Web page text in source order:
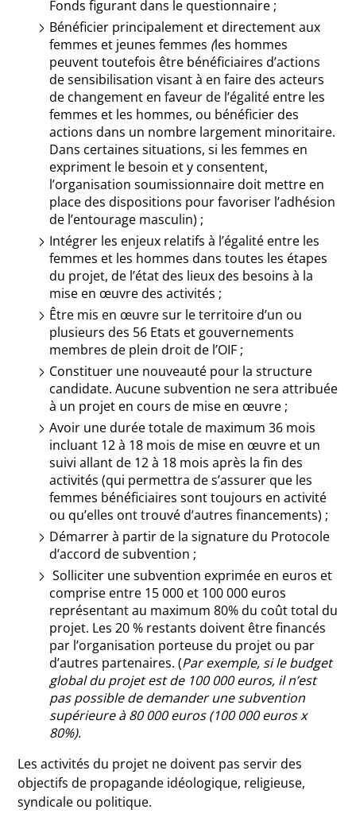
Fonds figurant dans le questionnaire ;
Bénéficier principalement et directement aux
femmes et jeunes femmes (les hommes
peuvent toutefois être bénéficiaires d’actions
de sensibilisation visant à en faire des acteurs
de changement en faveur de l’égalité entre les
femmes et les hommes, ou bénéficier des
actions dans un nombre largement minoritaire.
Dans certaines situations, si les femmes en
expriment le besoin et y consentent,
l’organisation soumissionnaire doit mettre en
place des dispositions pour favoriser l’adhésion
de l’entourage masculin) ;
Intégrer les enjeux relatifs à l’égalité entre les
femmes et les hommes dans toutes les étapes
du projet, de l’état des lieux des besoins à la
mise en œuvre des activités ;
Être mis en œuvre sur le territoire d’un ou
plusieurs des 56 Etats et gouvernements
membres de plein droit de l’OIF ;
Constituer une nouveauté pour la structure
candidate. Aucune subvention ne sera attribuée
à un projet en cours de mise en œuvre ;
Avoir une durée totale de maximum 36 mois
incluant 12 à 18 mois de mise en œuvre et un
suivi allant de 12 à 18 mois après la fin des
activités (qui permettra de s’assurer que les
femmes bénéficiaires sont toujours en activité
ou qu’elles ont trouvé d’autres financements) ;
Démarrer à partir de la signature du Protocole
d’accord de subvention ;
Solliciter une subvention exprimée en euros et
comprise entre 15 000 et 100 000 euros
représentant au maximum 80% du coût total du
projet. Les 20 % restants doivent être financés
par l’organisation porteuse du projet ou par
d’autres partenaires. (Par exemple, si le budget
global du projet est de 100 000 euros, il n’est
pas possible de demander une subvention
supérieure à 80 000 euros (100 000 euros x
80%).
Les activités du projet ne doivent pas servir des
objectifs de propagande idéologique, religieuse,
syndicale ou politique.